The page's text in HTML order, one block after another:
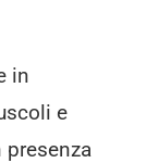
in
e